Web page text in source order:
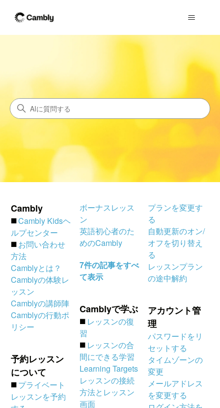
Cambly（キャンブリー）サ
検索
Cambly
◼️Cambly Kidsヘ
ルプセンター
◼️ お問い合わせ
方法
Camblyとは？
Camblyの体験レ
ッスン
Camblyの講師陣
Camblyの行動ポ
リシー
予約レッスン
について
◼️ プライベート
レッスンを予約
ボーナスレッス
ン
英語初心者のた
めのCambly
7件の記事をすべ
て表示
Camblyで学ぶ
◼️ レッスンの復
習
◼️ レッスンの合
間にできる学習
Learning Targets
レッスンの接続
方法とレッスン
画面
プランを変更す
る
自動更新のオン/
オフを切り替え
る
レッスンプラン
の途中解約
アカウント管
理
パスワードをリ
セットする
タイムゾーンの
変更
メールアドレス
を変更する